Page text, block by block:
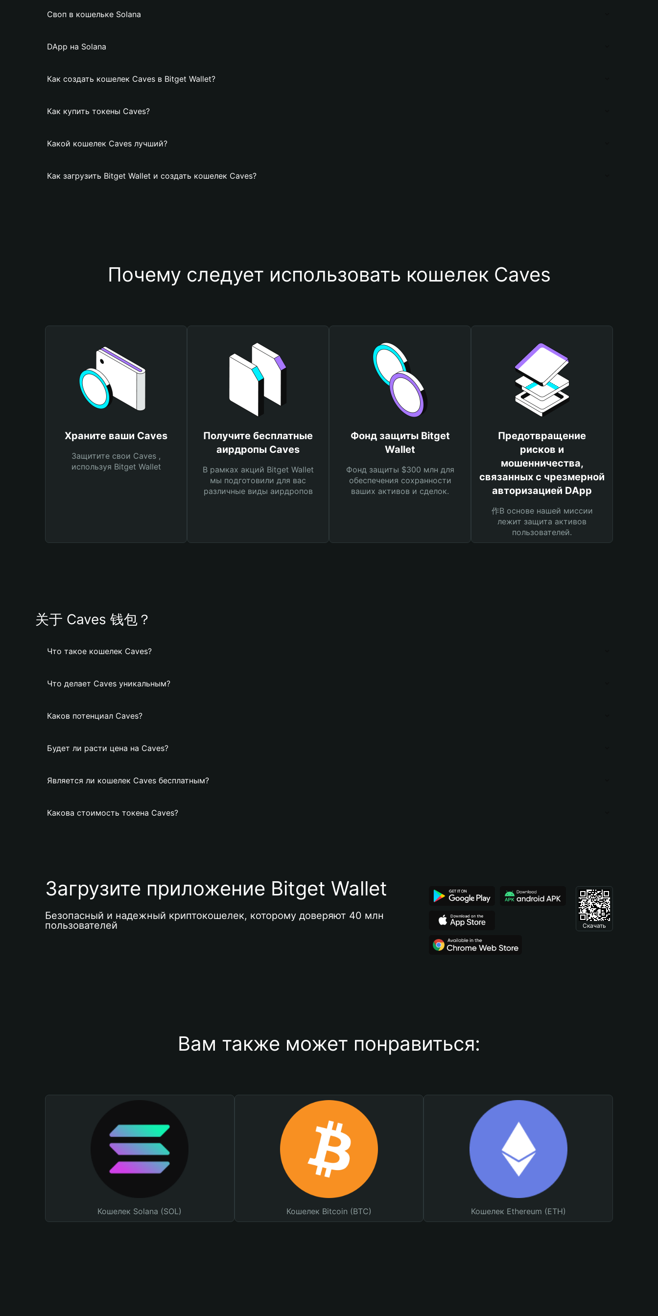
Своп в кошельке Solana
DApp на Solana
Как создать кошелек Caves в Bitget Wallet?
Как купить токены Caves?
Какой кошелек Caves лучший?
Как загрузить Bitget Wallet и создать кошелек Caves?
Почему следует использовать кошелек Caves
Храните ваши Caves
Защитите свои Caves ,
используя Bitget Wallet
Получите бесплатные
аирдропы Caves
В рамках акций Bitget Wallet
мы подготовили для вас
различные виды аирдропов
Фонд защиты Bitget
Wallet
Фонд защиты $300 млн для
обеспечения сохранности
ваших активов и сделок.
Предотвращение
рисков и
мошенничества,
связанных с чрезмерной
авторизацией DApp
作В основе нашей миссии
лежит защита активов
пользователей.
关于 Caves 钱包？
Что такое кошелек Caves?
Что делает Caves уникальным?
Каков потенциал Caves?
Будет ли расти цена на Caves?
Является ли кошелек Caves бесплатным?
Какова стоимость токена Caves?
Загрузите приложение Bitget Wallet
Безопасный и надежный криптокошелек, которому доверяют 40 млн
пользователей
Скачать
Вам также может понравиться:
Кошелек Solana (SOL) Кошелек Bitcoin (BTC) Кошелек Ethereum (ETH)